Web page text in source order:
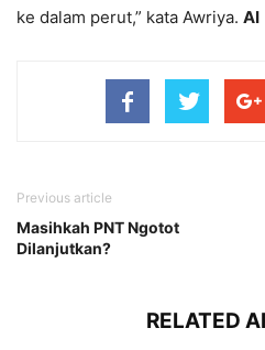
ke dalam perut,” kata Awriya. AI
Previous article
Masihkah PNT Ngotot
Dilanjutkan?
RELATED